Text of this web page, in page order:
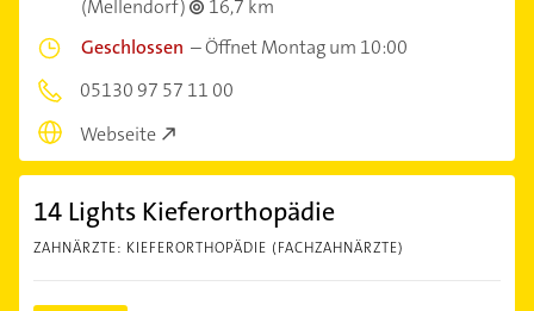
(Mellendorf)
16,7 km
Geschlossen –Öffnet Montag um 10:00
05130 97 57 11 00
Webseite
14 Lights Kieferorthopädie
ZAHNÄRZTE: KIEFERORTHOPÄDIE (FACHZAHNÄRZTE)